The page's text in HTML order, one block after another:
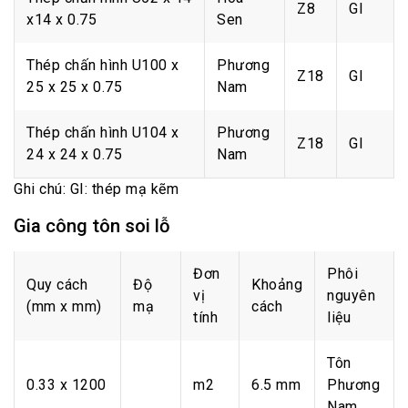
x14 x 0.75
Sen
Z8 GI
Thép chấn hình U100 x
25 x 25 x 0.75
Phương
Nam
Z18 GI
Thép chấn hình U104 x
24 x 24 x 0.75
Phương
Nam
Z18 GI
Ghi chú: GI: thép mạ kẽm
Gia công tôn soi lỗ
Quy cách
(mm x mm)
Độ
mạ
Đơn
vị
tính
Khoảng
cách
Phôi
nguyên
liệu
0.33 x 1200 m2 6.5 mm
Tôn
Phương